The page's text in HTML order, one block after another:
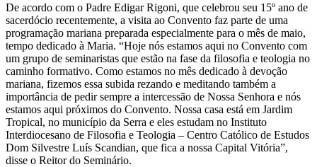
De acordo com o Padre Edigar Rigoni, que celebrou seu 15º ano de
sacerdócio recentemente, a visita ao Convento faz parte de uma
programação mariana preparada especialmente para o mês de maio,
tempo dedicado à Maria. “Hoje nós estamos aqui no Convento com
um grupo de seminaristas que estão na fase da filosofia e teologia no
caminho formativo. Como estamos no mês dedicado à devoção
mariana, fizemos essa subida rezando e meditando também a
importância de pedir sempre a intercessão de Nossa Senhora e nós
estamos aqui próximos do Convento. Nossa casa está em Jardim
Tropical, no município da Serra e eles estudam no Instituto
Interdiocesano de Filosofia e Teologia – Centro Católico de Estudos
Dom Silvestre Luís Scandian, que fica a nossa Capital Vitória”,
disse o Reitor do Seminário.